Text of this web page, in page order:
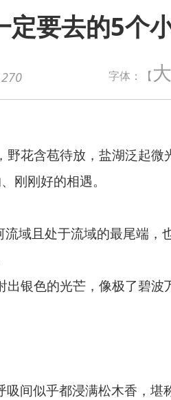
定要去的5个
字体：【大
盐湖泛起微光。
最尾端，也有很多人称它为“玛
松木香，堪称“天然氧吧”。